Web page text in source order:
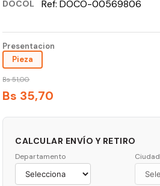
DOCOL Ref:DOCO-00569806
Presentacion
Pieza
Bs 51,00
Bs 35,70
CALCULAR ENVÍO Y RETIRO
Departamento Ciudad